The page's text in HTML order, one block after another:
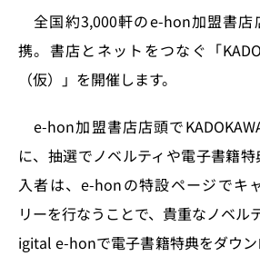
全国約3,000軒のe-hon加盟書店
携。書店とネットをつなぐ「
（仮）」を開催します。
e-hon加盟書店店頭で
に、抽選でノベルティや電子書籍
入者は、e-honの特設ページでキ
リーを行なうことで、貴重なノベル
igital e-honで電子書籍特典をダウ